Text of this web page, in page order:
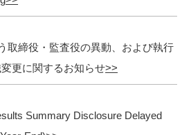
取締役・監査役の異動、および執行
更に関するお知らせ
Summary Disclosure Delayed